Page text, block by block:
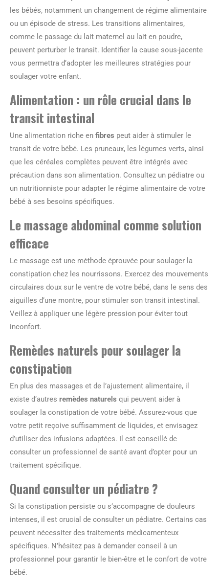
les bébés, notamment un changement de régime alimentaire
ou un épisode de stress. Les transitions alimentaires,
comme le passage du lait maternel au lait en poudre,
peuvent perturber le transit. Identifier la cause sous-jacente
vous permettra d’adopter les meilleures stratégies pour
soulager votre enfant.
Alimentation : un rôle crucial dans le
transit intestinal
Une alimentation riche en fibres peut aider à stimuler le
transit de votre bébé. Les pruneaux, les légumes verts, ainsi
que les céréales complètes peuvent être intégrés avec
précaution dans son alimentation. Consultez un pédiatre ou
un nutritionniste pour adapter le régime alimentaire de votre
bébé à ses besoins spécifiques.
Le massage abdominal comme solution
efficace
Le massage est une méthode éprouvée pour soulager la
constipation chez les nourrissons. Exercez des mouvements
circulaires doux sur le ventre de votre bébé, dans le sens des
aiguilles d’une montre, pour stimuler son transit intestinal.
Veillez à appliquer une légère pression pour éviter tout
inconfort.
Remèdes naturels pour soulager la
constipation
En plus des massages et de l’ajustement alimentaire, il
existe d’autres remèdes naturels qui peuvent aider à
soulager la constipation de votre bébé. Assurez-vous que
votre petit reçoive suffisamment de liquides, et envisagez
d’utiliser des infusions adaptées. Il est conseillé de
consulter un professionnel de santé avant d’opter pour un
traitement spécifique.
Quand consulter un pédiatre ?
Si la constipation persiste ou s’accompagne de douleurs
intenses, il est crucial de consulter un pédiatre. Certains cas
peuvent nécessiter des traitements médicamenteux
spécifiques. N’hésitez pas à demander conseil à un
professionnel pour garantir le bien-être et le confort de votre
bébé.